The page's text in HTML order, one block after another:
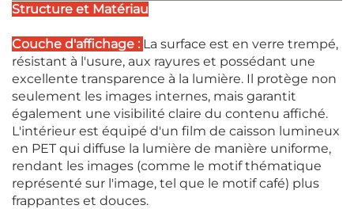
Structure et Matériau
Couche d'affichage : La surface est en verre trempé,
résistant à l'usure, aux rayures et possédant une
excellente transparence à la lumière. Il protège non
seulement les images internes, mais garantit
également une visibilité claire du contenu affiché.
L'intérieur est équipé d'un film de caisson lumineux
en PET qui diffuse la lumière de manière uniforme,
rendant les images (comme le motif thématique
représenté sur l'image, tel que le motif café) plus
frappantes et douces.